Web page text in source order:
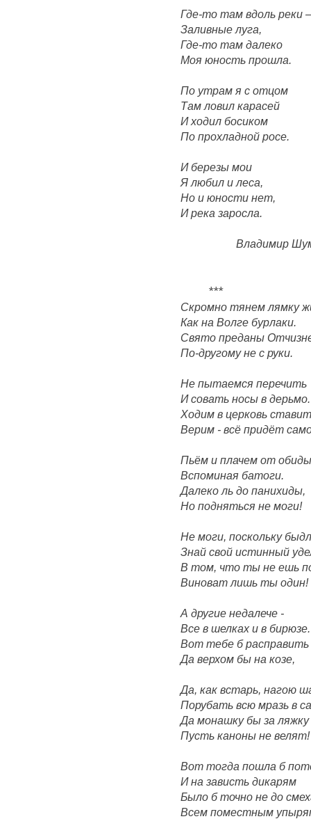
Где-то там вдоль реки –
Заливные луга,
Где-то там далеко
Моя юность прошла.
По утрам я с отцом
Там ловил карасей
И ходил босиком
По прохладной росе.
И березы мои
Я любил и леса,
Но и юности нет,
И река заросла.
Владимир
***
Скромно тянем лямку
Как на Волге бурлаки.
Свято преданы
По-другому не с руки.
Не пытаемся перечить
И совать носы в дерьмо.
Ходим в церковь
Верим - всё придёт
Пьём и плачем от
Вспоминая батоги.
Далеко ль до панихиды,
Но подняться не моги!
Не моги, поскольку
Знай свой истинный
В том, что ты не ешь
Виноват лишь ты один!
А другие недалече -
Все в шелках и в бирюзе.
Вот тебе б расправить
Да верхом бы на козе,
Да, как встарь, нагою
Порубать всю мразь в
Да монашку бы за ляжку
Пусть каноны не велят!
Вот тогда пошла б
И на зависть дикарям
Было б точно не до
Всем поместным